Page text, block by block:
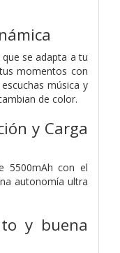
se adapta a tu
momentos con
música y
de color.
y Carga
5500mAh con el
autonomía ultra
y buena